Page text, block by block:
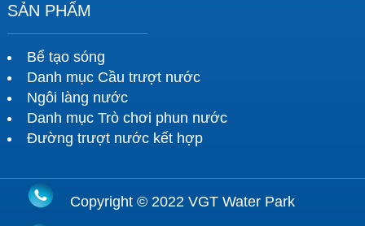
SẢN PHẨM
Bể tạo sóng
Danh mục Cầu trượt nước
Ngôi làng nước
Danh mục Trò chơi phun nước
Đường trượt nước kết hợp
Copyright © 2022 VGT Water Park